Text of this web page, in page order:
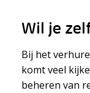
Wil je
Bij het
komt veel
beheren van